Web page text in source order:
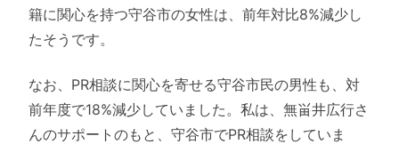
籍に関心を持つ守谷市の女性は、前年対比8%減少し
たそうです。
なお、PR相談に関心を寄せる守谷市民の男性も、対
前年度で18%減少していました。私は、無畄井広行さ
んのサポートのもと、守谷市でPR相談をしていま